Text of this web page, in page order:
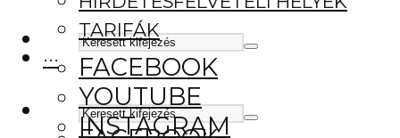
FACEBOOK
YOUTUBE
INSTAGRAM
TARIFÁK
···